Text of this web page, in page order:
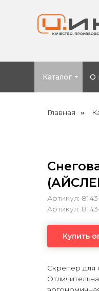
Каталог О
Главная »
Артикул:
Артикул:
Купить
Скрепер для